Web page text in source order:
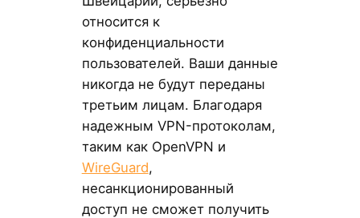
относится к
конфиденциальности
пользователей. Ваши данные
никогда не будут переданы
третьим лицам. Благодаря
надежным VPN-протоколам,
таким как OpenVPN и
WireGuard,
несанкционированный
доступ не сможет получить